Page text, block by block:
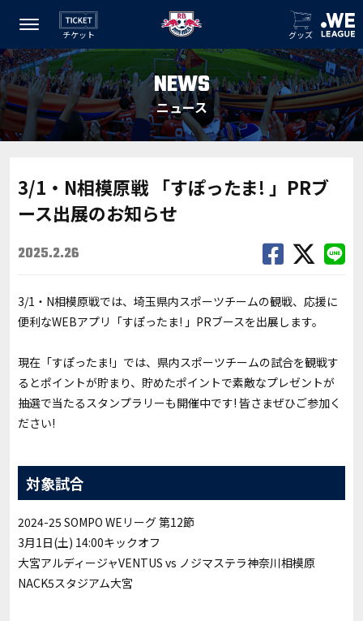
チケット グッズ
NEWS
ニュース
3/1・N相模原戦 「すぽったま! 」PRブ
ース出展のお知らせ
2025.2.26
3/1・N相模原戦では、埼玉県内スポーツチームの観戦、応援に
便利なWEBアプリ「すぽったま! 」PRブースを出展します。
現在「すぽったま!」では、県内スポーツチームの試合を観戦す
るとポイントが貯まり、貯めたポイントで素敵なプレゼントが
抽選で当たるスタンプラリーも開催中です! 皆さまぜひご参加く
ださい!
対象試合
2024-25 SOMPO WEリーグ 第12節
3月1日(土) 14:00キックオフ
大宮アルディージャVENTUS vs ノジマステラ神奈川相模原
NACK5スタジアム大宮